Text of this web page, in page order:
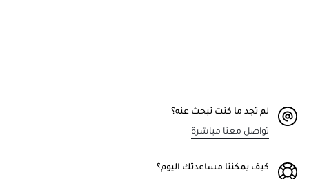
لم تجد ما كنت تبحث عنه؟
تواصل معنا مباشرة
كيف يمكننا مساعدتك اليوم؟